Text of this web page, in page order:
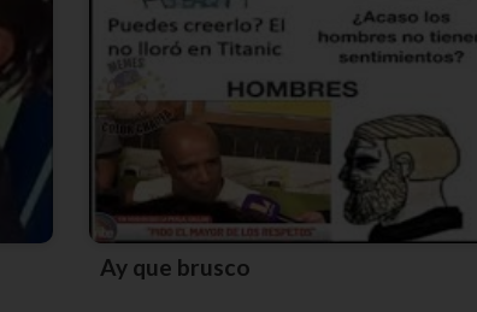
Ay que brusco